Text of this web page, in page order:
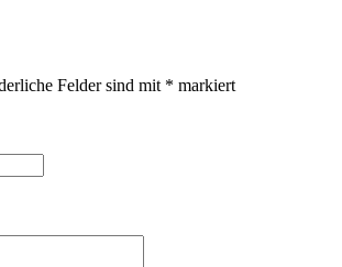
Felder sind mit * markiert